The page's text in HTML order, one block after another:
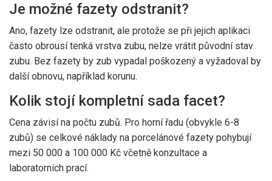
Je možné fazety odstranit?
Ano, fazety lze odstranit, ale protože se při jejich aplikaci
často obrousí tenká vrstva zubu, nelze vrátit původní stav
zubu. Bez fazety by zub vypadal poškozený a vyžadoval by
další obnovu, například korunu.
Kolik stojí kompletní sada facet?
Cena závisí na počtu zubů. Pro horní řadu (obvykle 6-8
zubů) se celkové náklady na porcelánové fazety pohybují
mezi 50 000 a 100 000 Kč včetně konzultace a
laboratorních prací.